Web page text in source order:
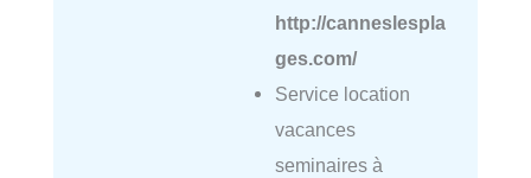
http://canneslespla
ges.com/
Service location
vacances
seminaires à